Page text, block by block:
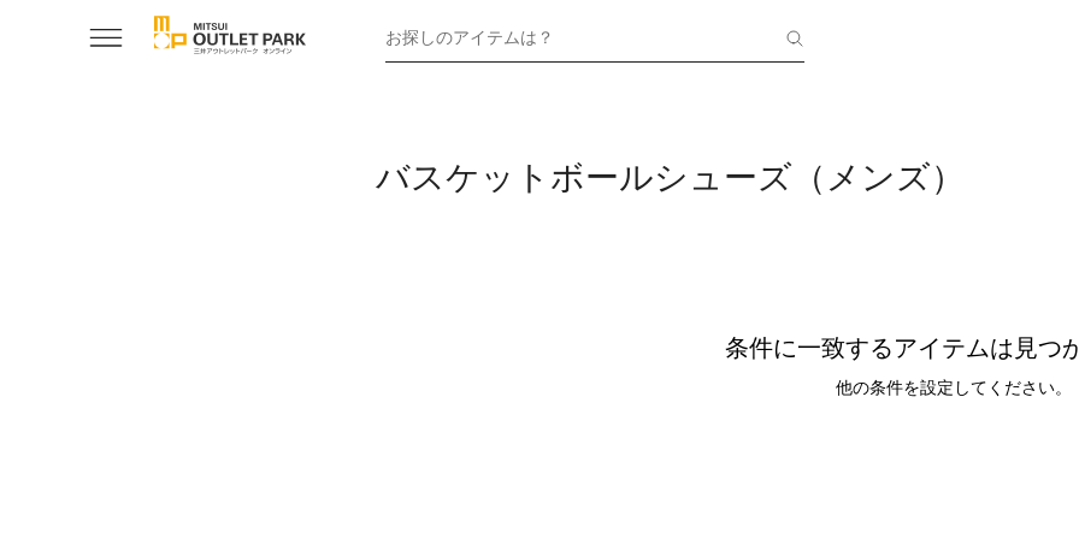
お探しのアイテムは？
バスケットボールシューズ（メンズ）
条件に一致するアイテムは見つ
他の条件を設定してください。